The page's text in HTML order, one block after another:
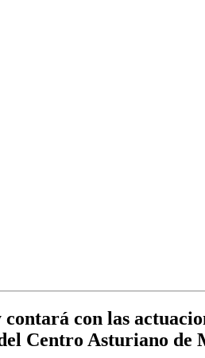
con las
Centro Asturiano de